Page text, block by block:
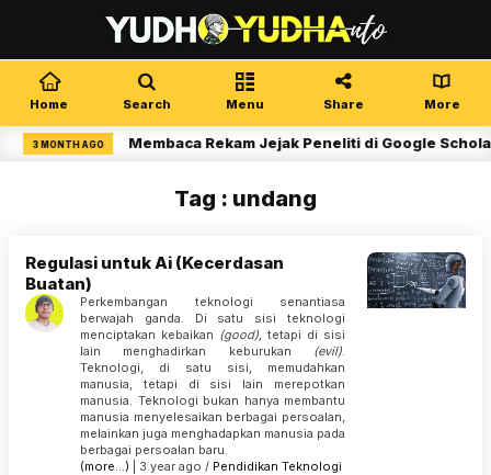
Home Search Menu Share More
3 MONTH AGO Membaca Rekam Jejak Peneliti di Google
Tag : undang
Regulasi untuk Ai (Kecerdasan
Buatan)
Perkembangan teknologi senantiasa
berwajah ganda. Di satu sisi teknologi
menciptakan kebaikan (good), tetapi di sisi
lain menghadirkan keburukan (evil).
Teknologi, di satu sisi, memudahkan
manusia, tetapi di sisi lain merepotkan
manusia. Teknologi bukan hanya membantu
manusia menyelesaikan berbagai persoalan,
melainkan juga menghadapkan manusia pada
berbagai persoalan baru.
(more…) | 3 year ago / Pendidikan Teknologi